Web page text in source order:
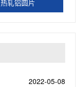
热轧铝圆片
2022-05-08